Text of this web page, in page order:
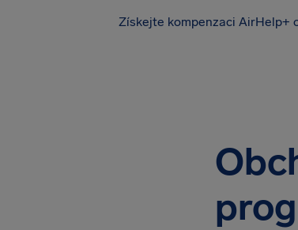
Získejte kompenzaci AirHelp+